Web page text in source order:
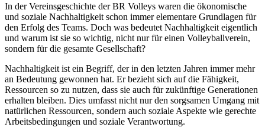
In der Vereinsgeschichte der BR Volleys waren die ökonomische
und soziale Nachhaltigkeit schon immer elementare Grundlagen für
den Erfolg des Teams. Doch was bedeutet Nachhaltigkeit eigentlich
und warum ist sie so wichtig, nicht nur für einen Volleyballverein,
sondern für die gesamte Gesellschaft?
Nachhaltigkeit ist ein Begriff, der in den letzten Jahren immer mehr
an Bedeutung gewonnen hat. Er bezieht sich auf die Fähigkeit,
Ressourcen so zu nutzen, dass sie auch für zukünftige Generationen
erhalten bleiben. Dies umfasst nicht nur den sorgsamen Umgang mit
natürlichen Ressourcen, sondern auch soziale Aspekte wie gerechte
Arbeitsbedingungen und soziale Verantwortung.